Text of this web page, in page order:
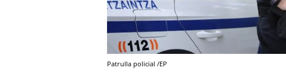
Patrulla policial /EP